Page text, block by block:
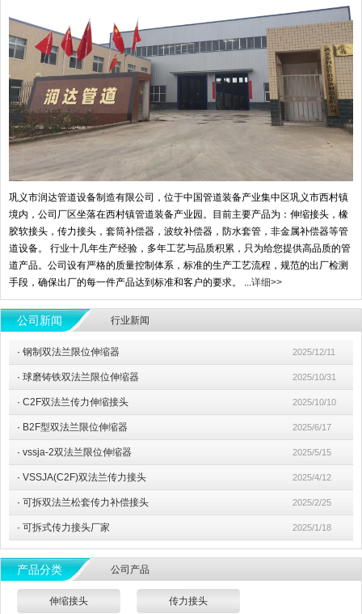
巩义市润达管道设备制造有限公司，位于中国管道装备产业集中区巩义市西村镇
境内，公司厂区坐落在西村镇管道装备产业园。目前主要产品为：伸缩接头，橡
胶软接头，传力接头，套筒补偿器，波纹补偿器，防水套管，非金属补偿器等管
道设备。 行业十几年生产经验，多年工艺与品质积累，只为给您提供高品质的管
道产品。公司设有严格的质量控制体系，标准的生产工艺流程，规范的出厂检测
手段，确保出厂的每一件产品达到标准和客户的要求。 ... 详细>>
公司新闻 行业新闻
· 钢制双法兰限位伸缩器 2025/12/11
· 球磨铸铁双法兰限位伸缩器 2025/10/31
· C2F双法兰传力伸缩接头 2025/10/10
· B2F型双法兰限位伸缩器 2025/6/17
· vssja-2双法兰限位伸缩器 2025/5/15
· VSSJA(C2F)双法兰传力接头 2025/4/12
· 可拆双法兰松套传力补偿接头 2025/2/25
· 可拆式传力接头厂家 2025/1/18
产品分类 公司产品
伸缩接头 传力接头